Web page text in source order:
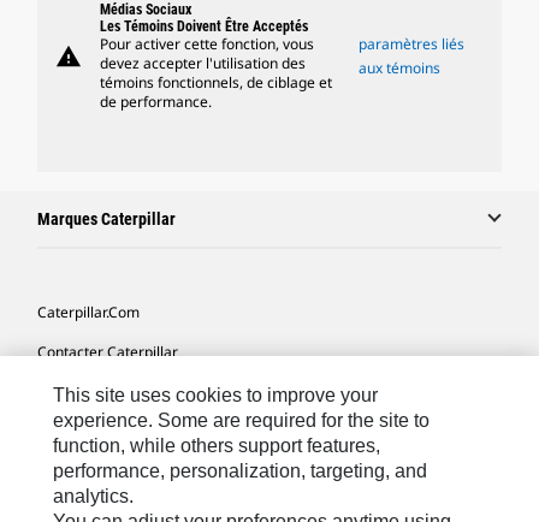
warning
Médias Sociaux
Les Témoins Doivent Être Acceptés
Pour activer cette fonction, vous
devez accepter l'utilisation des
témoins fonctionnels, de ciblage et
de performance.
paramètres liés
aux témoins
Marques Caterpillar
Caterpillar.com
Contacter Caterpillar
Mes Préférences Marketing
Plan Du Site
Cookie Settings
Légales
This site uses cookies to improve your
experience. Some are required for the site to
function, while others support features,
performance, personalization, targeting, and
analytics.